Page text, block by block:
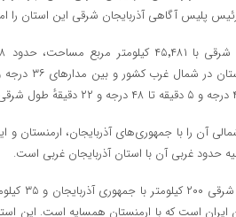
پلیس آگاهی آذربایجان شرقی این استان را
آن را با جمهوری‌های آذربایجان،
حدود غربی آن با استان آذربایجان غربی است.
استان